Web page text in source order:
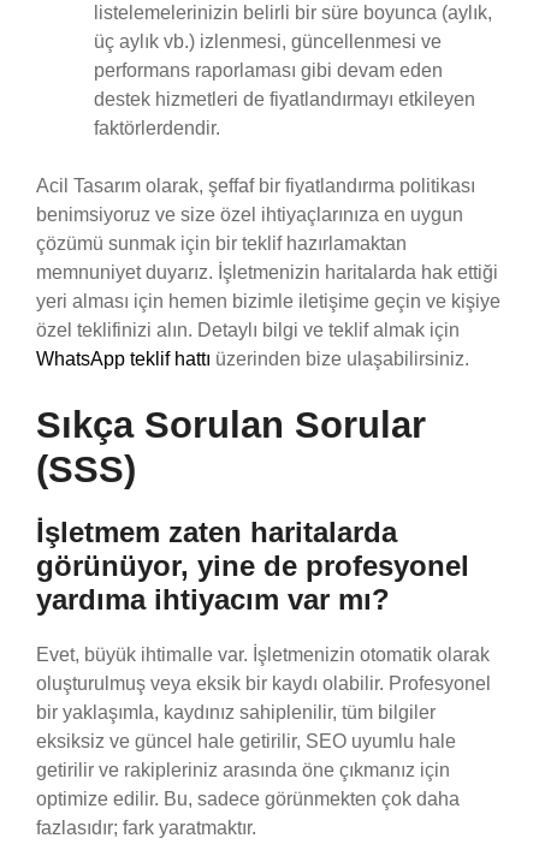
listelemelerinizin belirli bir süre boyunca (aylık,
üç aylık vb.) izlenmesi, güncellenmesi ve
performans raporlaması gibi devam eden
destek hizmetleri de fiyatlandırmayı etkileyen
faktörlerdendir.
Acil Tasarım olarak, şeffaf bir fiyatlandırma politikası
benimsiyoruz ve size özel ihtiyaçlarınıza en uygun
çözümü sunmak için bir teklif hazırlamaktan
memnuniyet duyarız. İşletmenizin haritalarda hak ettiği
yeri alması için hemen bizimle iletişime geçin ve kişiye
özel teklifinizi alın. Detaylı bilgi ve teklif almak için
WhatsApp teklif hattı üzerinden bize ulaşabilirsiniz.
Sıkça Sorulan Sorular
(SSS)
İşletmem zaten haritalarda
görünüyor, yine de profesyonel
yardıma ihtiyacım var mı?
Evet, büyük ihtimalle var. İşletmenizin otomatik olarak
oluşturulmuş veya eksik bir kaydı olabilir. Profesyonel
bir yaklaşımla, kaydınız sahiplenilir, tüm bilgiler
eksiksiz ve güncel hale getirilir, SEO uyumlu hale
getirilir ve rakipleriniz arasında öne çıkmanız için
optimize edilir. Bu, sadece görünmekten çok daha
fazlasıdır; fark yaratmaktır.